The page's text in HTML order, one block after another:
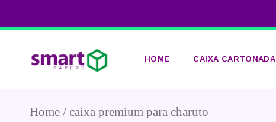
HOME CAIXA CARTONADA
CAIXA CARTONADA
Home caixa premium para charuto